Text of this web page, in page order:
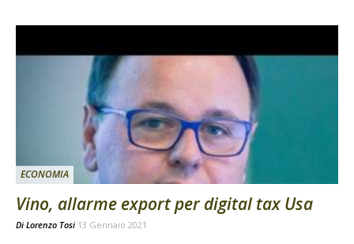
ECONOMIA
Vino, allarme export per digital tax Usa
Di Lorenzo Tosi 13 Gennaio 2021